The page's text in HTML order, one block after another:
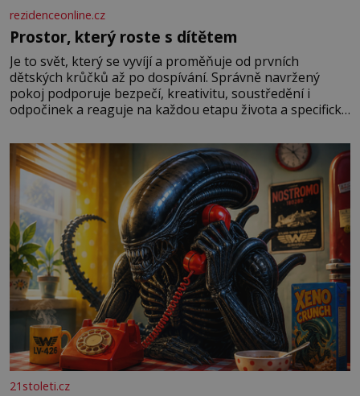
rezidenceonline.cz
Prostor, který roste s dítětem
Je to svět, který se vyvíjí a proměňuje od prvních
dětských krůčků až po dospívání. Správně navržený
pokoj podporuje bezpečí, kreativitu, soustředění i
odpočinek a reaguje na každou etapu života a specifické
měkkost a bezpečí, proto by pokoj miminka měl působit
především klidně a útulně. Předškolní věk je
21stoleti.cz